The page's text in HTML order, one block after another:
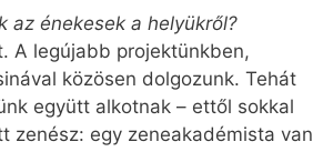
az énekesek a helyükről?
A legújabb projektünkben,
közösen dolgozunk. Tehát
együtt alkotnak – ettől sokkal
zenész: egy zeneakadémista van